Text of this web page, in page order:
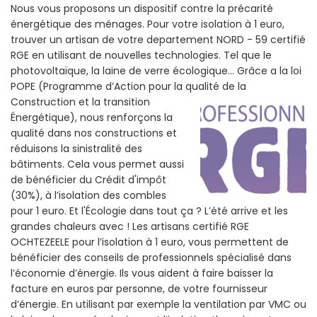
Nous vous proposons un dispositif contre la précarité
énergétique des ménages. Pour votre isolation à 1 euro,
trouver un artisan de votre departement NORD - 59 certifié
RGE en utilisant de nouvelles technologies. Tel que le
photovoltaïque, la laine de verre écologique... Grâce a la loi
POPE (Programme d’Action pour la qualité de la
Construction et la transition
Énergétique), nous renforçons la
qualité dans nos constructions et
réduisons la sinistralité des
bâtiments. Cela vous permet aussi
de bénéficier du Crédit d'impôt
(30%), à l’isolation des combles
pour 1 euro. Et l'Écologie dans tout ça ? L’été arrive et les
grandes chaleurs avec ! Les artisans certifié RGE
OCHTEZEELE pour l’isolation à 1 euro, vous permettent de
bénéficier des conseils de professionnels spécialisé dans
l’économie d’énergie. Ils vous aident à faire baisser la
facture en euros par personne, de votre fournisseur
d’énergie. En utilisant par exemple la ventilation par VMC ou